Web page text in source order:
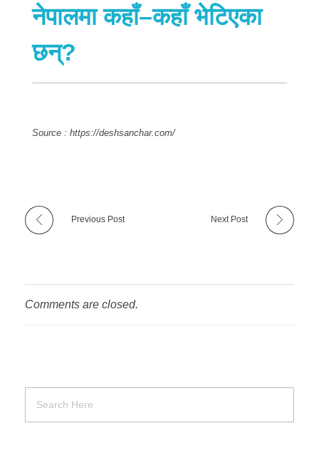
नेपालमा कहाँ–कहाँ भेटिएका
छन्?
Source : https://deshsanchar.com/
Previous Post Next Post
Comments are closed.